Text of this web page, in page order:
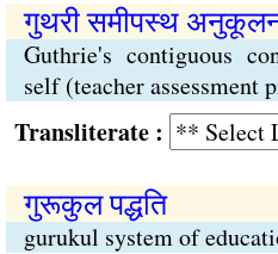
गुथरी समीपस्थ
Guthrie's contiguous
self (teacher assessment
:
गुरूकुल पद्धति
gurukul system of